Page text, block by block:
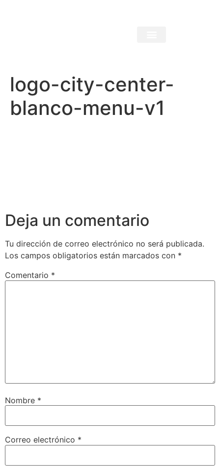
logo-city-center-
blanco-menu-v1
Deja un comentario
Tu dirección de correo electrónico no será publicada.
Los campos obligatorios están marcados con *
Comentario *
Nombre *
Correo electrónico *